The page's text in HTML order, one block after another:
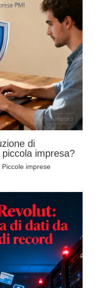
di
impresa?
Piccole imprese